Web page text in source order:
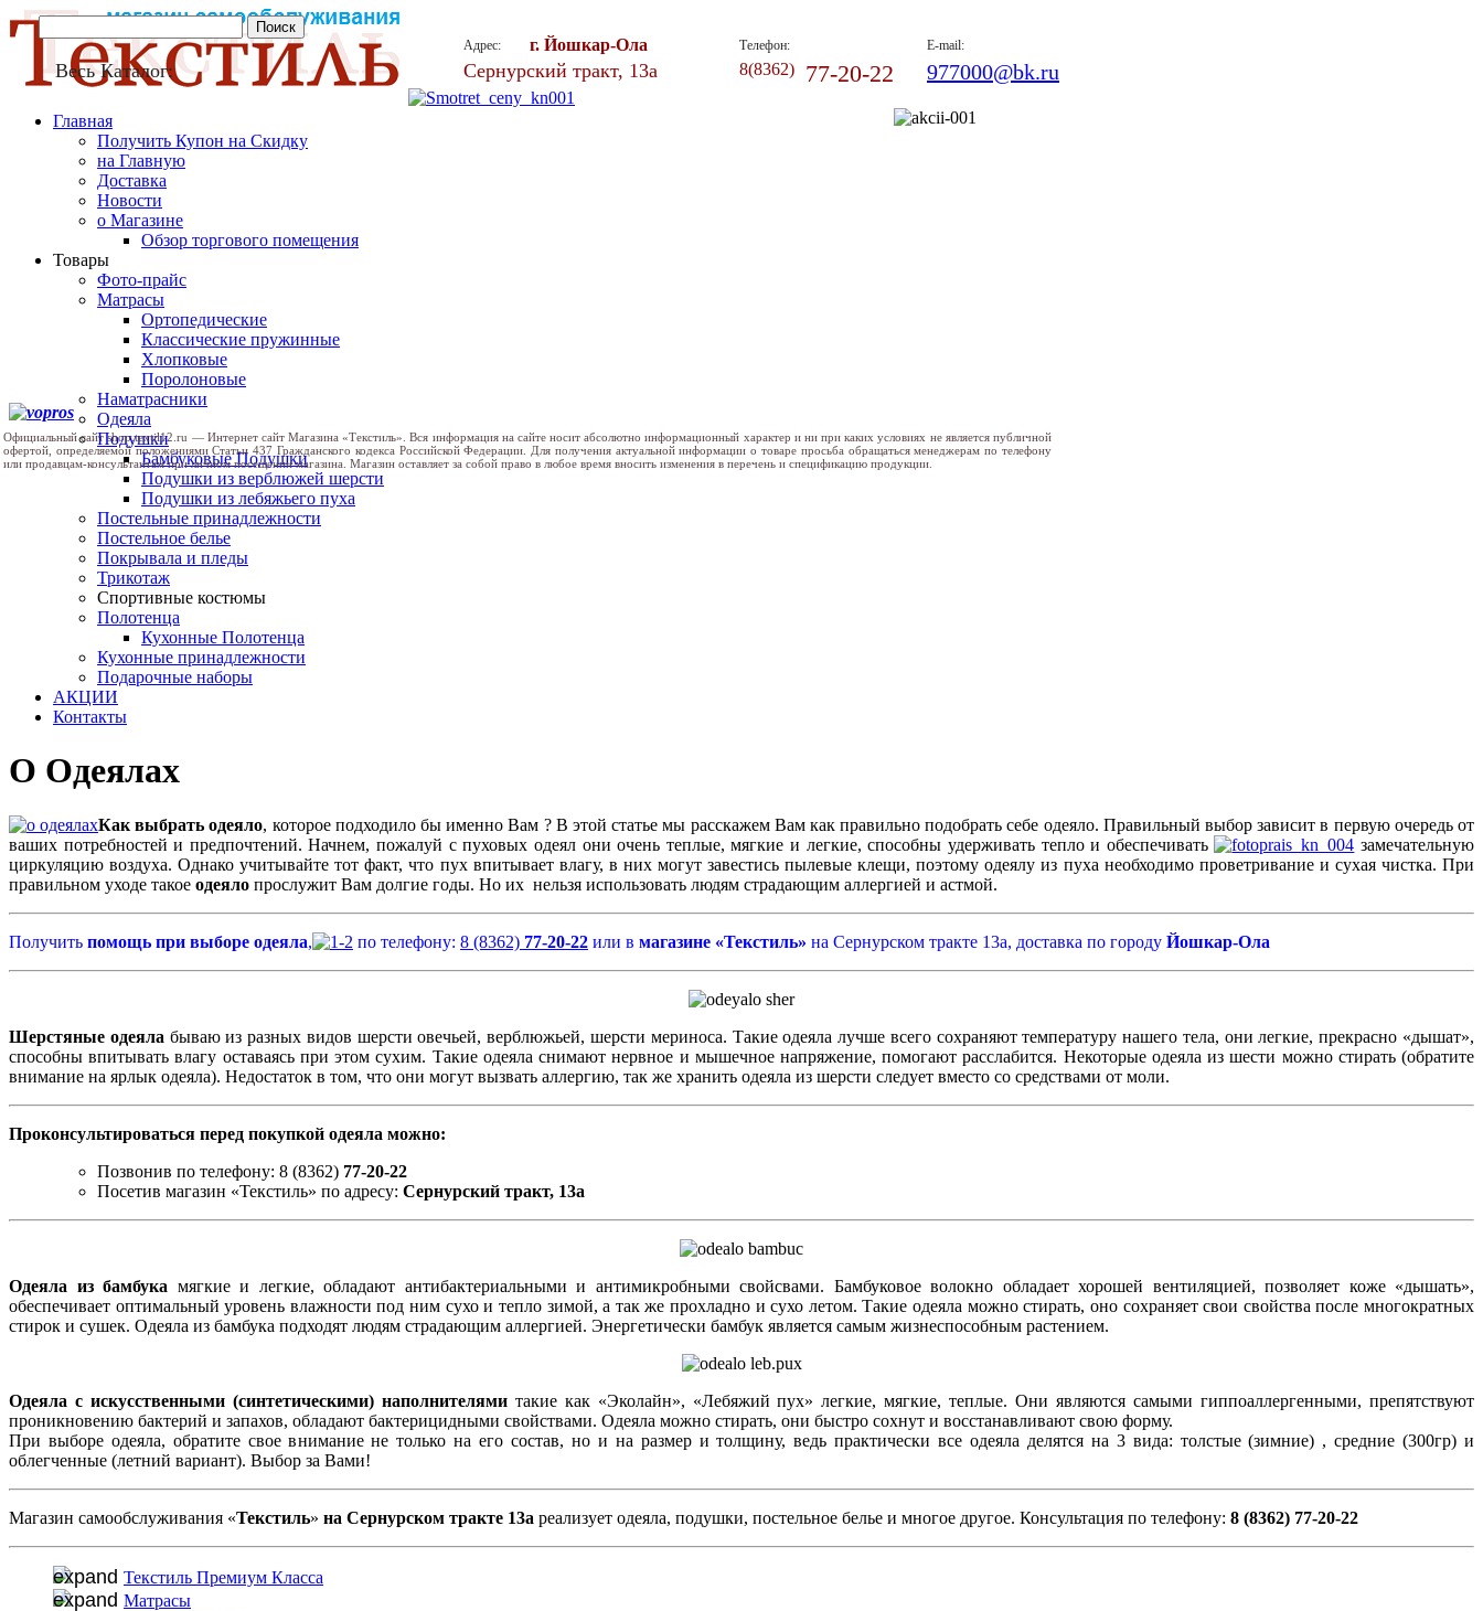
Главная
Получить Купон на Скидку
на Главную
Доставка
Новости
о Магазине
Обзор торгового помещения
Товары
Фото-прайс
Матрасы
Ортопедические
Классические пружинные
Хлопковые
Поролоновые
Наматрасники
Одеяла
Подушки
Бамбуковые Подушки
Подушки из верблюжей шерсти
Подушки из лебяжьего пуха
Постельные принадлежности
Постельное белье
Покрывала и пледы
Трикотаж
Спортивные костюмы
Полотенца
Кухонные Полотенца
Кухонные принадлежности
Подарочные наборы
АКЦИИ
Контакты
Адрес: г. Йошкар-Ола
Сернурский тракт, 13а
Телефон:
8(8362) 77-20-22
E-mail:
977000@bk.ru
О Одеялах
Как выбрать одеяло, которое подходило бы именно Вам ? В этой статье мы расскажем Вам как правильно подобрать себе одеяло. Правильный выбор зависит в первую очередь от
ваших потребностей и предпочтений. Начнем, пожалуй с пуховых одеял они очень теплые, мягкие и легкие, способны удерживать тепло и обеспечивать
замечательную
циркуляцию воздуха. Однако учитывайте тот факт, что пух впитывает влагу, в них могут завестись пылевые клещи, поэтому одеялу из пуха необходимо проветривание и сухая чистка. При
правильном уходе такое одеяло прослужит Вам долгие годы. Но их нельзя использовать людям страдающим аллергией и астмой.
Получить помощь при выборе одеяла, по телефону: 8 (8362) 77-20-22 или в магазине «Текстиль» на Сернурском тракте 13а, доставка по городу Йошкар-Ола
Шерстяные одеяла бываю из разных видов шерсти овечьей, верблюжьей, шерсти мериноса. Такие одеяла лучше всего сохраняют температуру нашего тела, они легкие, прекрасно «дышат»,
способны впитывать влагу оставаясь при этом сухим. Такие одеяла снимают нервное и мышечное напряжение, помогают расслабится. Некоторые одеяла из шести можно стирать (обратите
внимание на ярлык одеяла). Недостаток в том, что они могут вызвать аллергию, так же хранить одеяла из шерсти следует вместо со средствами от моли.
Проконсультироваться перед покупкой одеяла можно:
Позвонив по телефону: 8 (8362) 77-20-22
Посетив магазин «Текстиль» по адресу: Сернурский тракт, 13а
Одеяла из бамбука мягкие и легкие, обладают антибактериальными и антимикробными свойсвами. Бамбуковое волокно обладает хорошей вентиляцией, позволяет коже «дышать»,
обеспечивает оптимальный уровень влажности под ним сухо и тепло зимой, а так же прохладно и сухо летом. Такие одеяла можно стирать, оно сохраняет свои свойства после многократных
стирок и сушек. Одеяла из бамбука подходят людям страдающим аллергией. Энергетически бамбук является самым жизнеспособным растением.
Одеяла с искусственными (синтетическими) наполнителямитакие как «Эколайн», «Лебяжий пух» легкие, мягкие, теплые. Они являются самыми гиппоаллергенными, препятствуют
проникновению бактерий и запахов, обладают бактерицидными свойствами. Одеяла можно стирать, они быстро сохнут и восстанавливают свою форму.
При выборе одеяла, обратите свое внимание не только на его состав, но и на размер и толщину, ведь практически все одеяла делятся на 3 вида: толстые (зимние) , средние (300гр) и
облегченные (летний вариант). Выбор за Вами!
Магазин самообслуживания «Текстиль» на Сернурском тракте 13а реализует одеяла, подушки, постельное белье и многое другое. Консультация по телефону: 8 (8362) 77-20-22
Весь Каталог:
Текстиль Премиум Класса
Матрасы
Официальный сайт shop.textil12.ru — Интернет сайт Магазина «Текстиль». Вся информация на сайте носит абсолютно информационный характер и ни при каких условиях не является публичной
офертой, определяемой положениями Статьи 437 Гражданского кодекса Российской Федерации. Для получения актуальной информации о товаре просьба обращаться менеджерам по телефону
или продавцам-консультантам при личном посещении магазина. Магазин оставляет за собой право в любое время вносить изменения в перечень и спецификацию продукции.